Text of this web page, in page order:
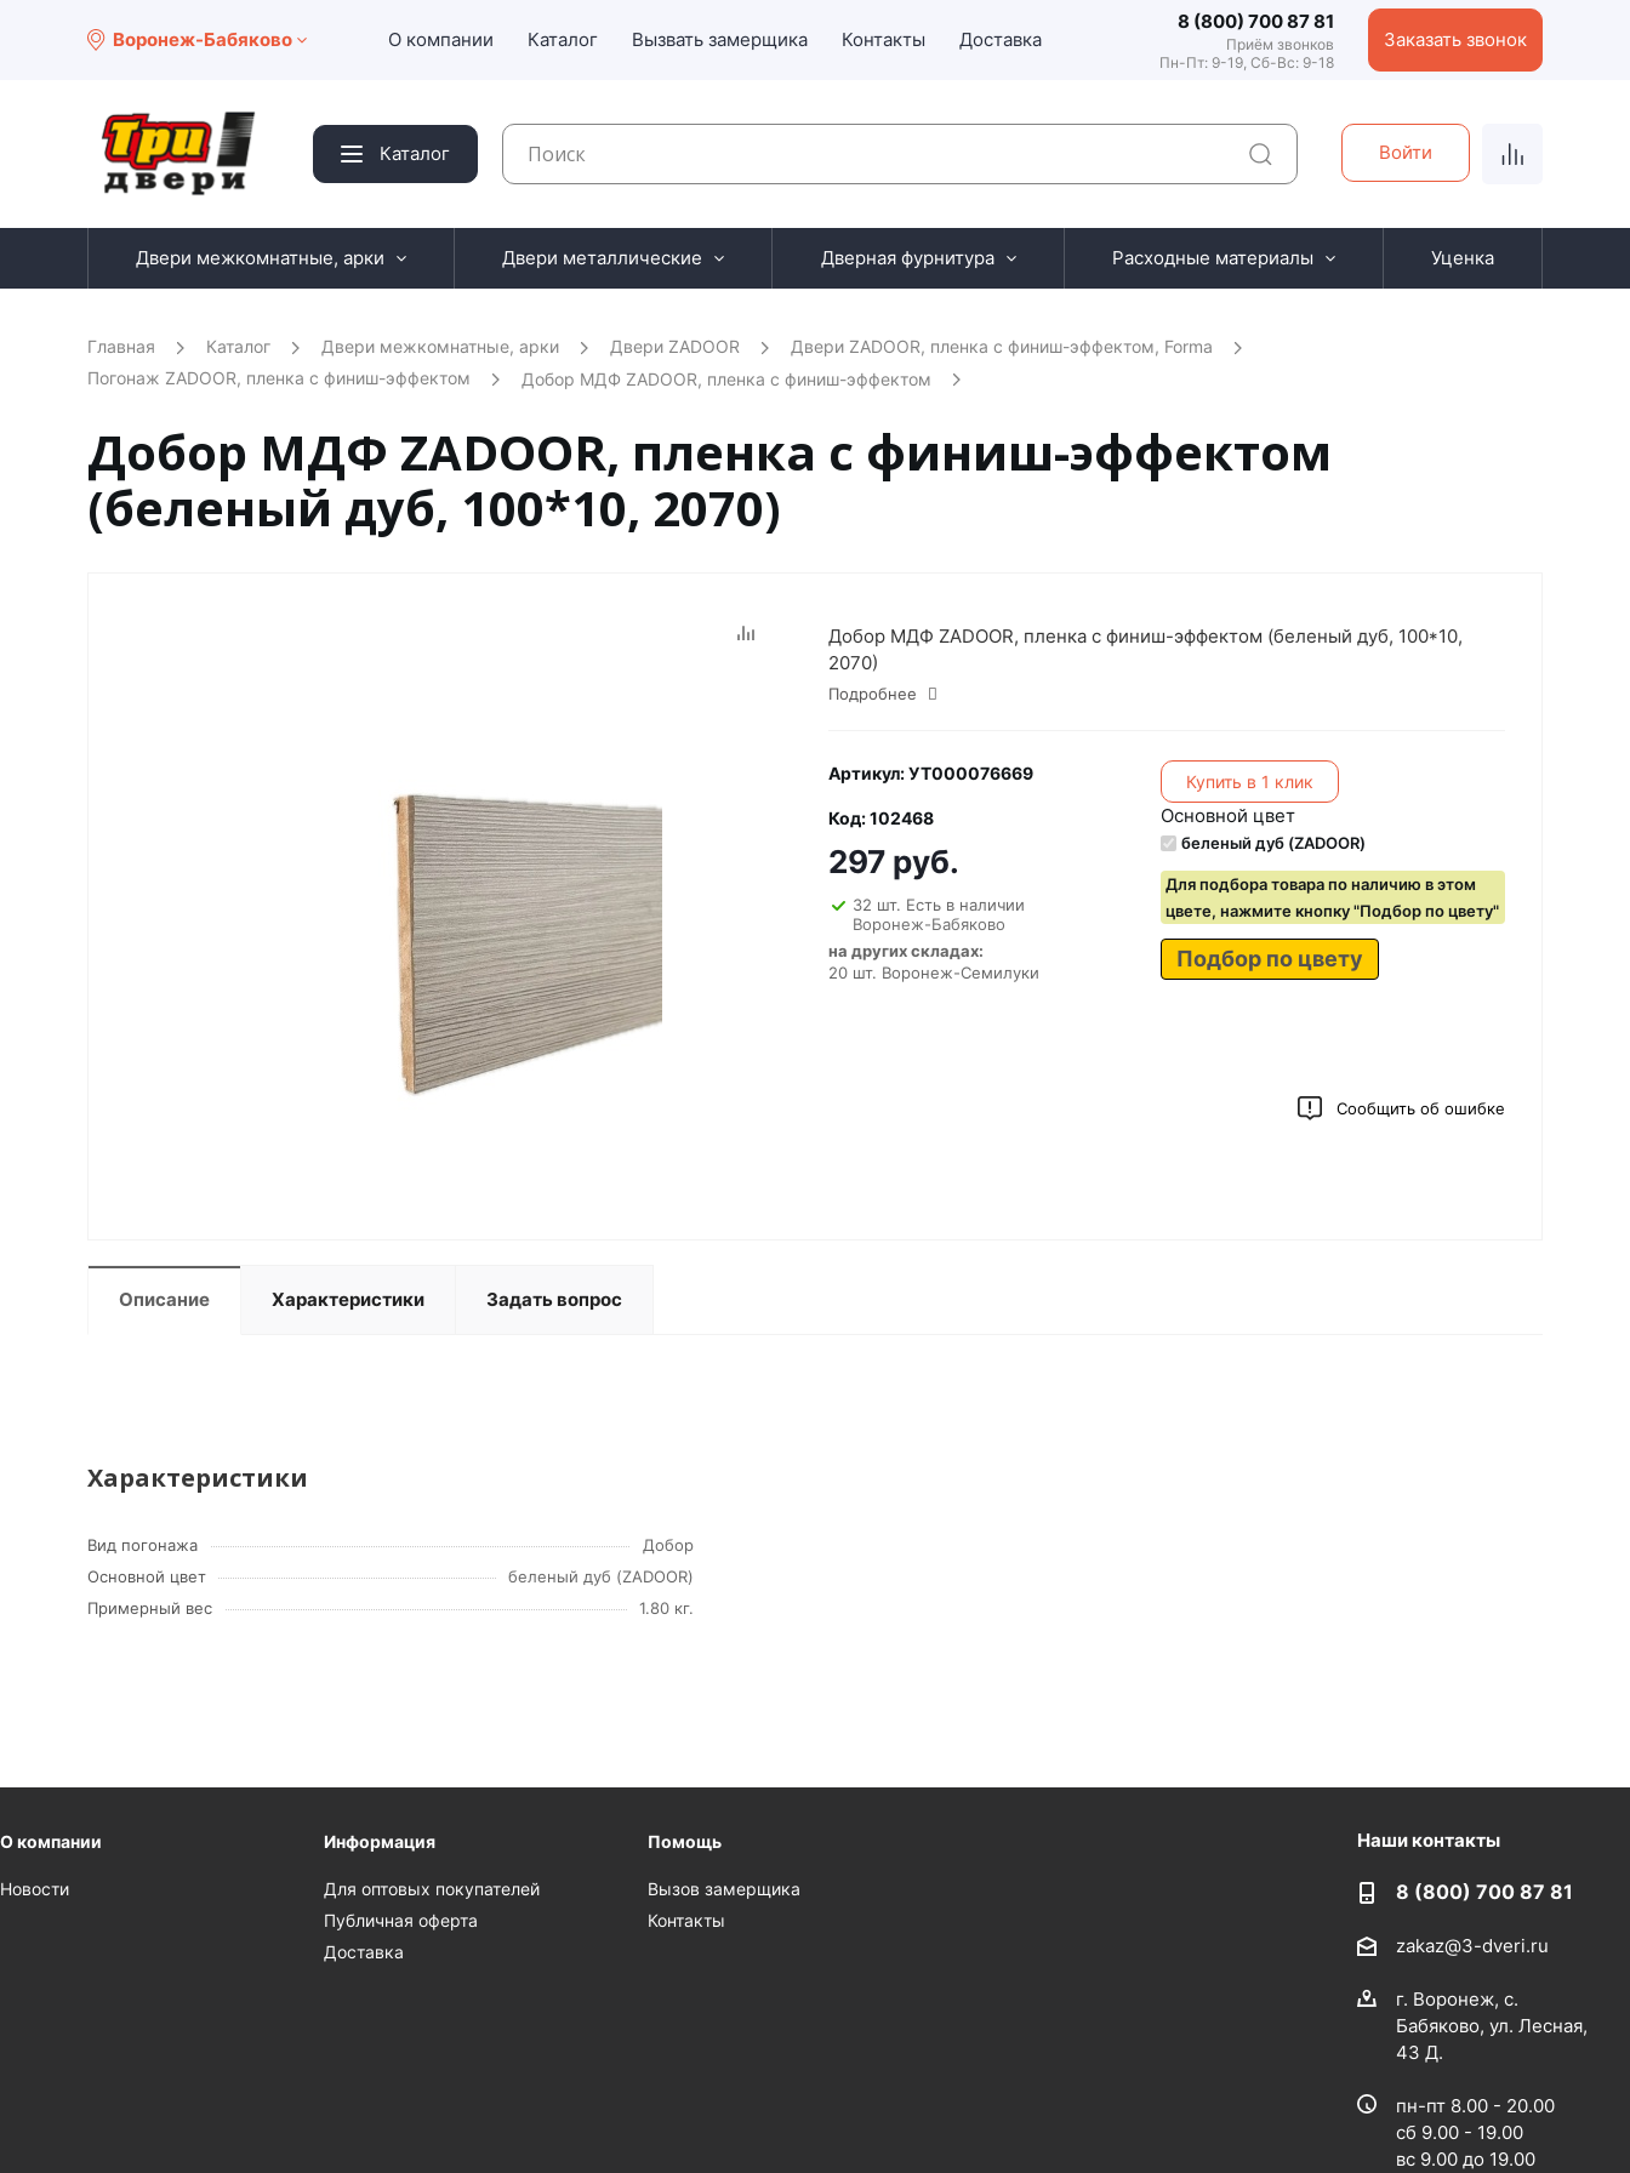
Воронеж-Бабяково О компании Каталог Вызвать замерщика Контакты Доставка
8 (800) 700 87 81
Приём звонков
Пн-Пт: 9-19, Сб-Вс: 9-18
Заказать звонок
Каталог Войти
Двери межкомнатные, арки Двери металлические Дверная фурнитура Расходные материалы Уценка
Главная Каталог Двери межкомнатные, арки Двери ZADOOR
Двери ZADOOR, пленка с финиш-эффектом, Forma
Погонаж ZADOOR, пленка с финиш-эффектом
Добор МДФ ZADOOR, пленка с финиш-эффектом
Добор МДФ ZADOOR, пленка с финиш-эффектом
(беленый дуб, 100*10, 2070)
Добор МДФ ZADOOR, пленка с финиш-эффектом (беленый дуб, 100*10,
2070)
Подробнее
Артикул: УТ000076669
Код: 102468
297 руб.
32 шт. Есть в наличии
Воронеж-Бабяково
на других складах:
20 шт. Воронеж-Семилуки
Купить в 1 клик
Основной цвет
беленый дуб (ZADOOR)
Для подбора товара по наличию в этом
цвете, нажмите кнопку "Подбор по цвету"
Подбор по цвету
Сообщить об ошибке
Описание Характеристики Задать вопрос
Характеристики
Вид погонажа
Добор
Основной цвет
беленый дуб (ZADOOR)
Примерный вес
1.80 кг.
О компании
Новости
Информация
Для оптовых покупателей
Публичная оферта
Доставка
Помощь
Вызов замерщика
Контакты
Наши контакты
8 (800) 700 87 81
zakaz@3-dveri.ru
г. Воронеж, с.
Бабяково, ул. Лесная,
43 Д.
пн-пт 8.00 - 20.00
сб 9.00 - 19.00
вс 9.00 до 19.00